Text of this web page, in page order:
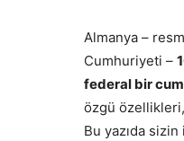
Almanya –
Cumhuriyeti –
federal bir
özgü
Bu yazıda